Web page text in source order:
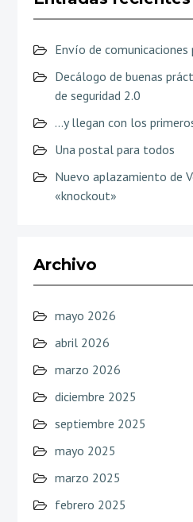
Envío de
Decálogo de buenas
de seguridad 2.0
…y llegan con los
Una postal para todos
Nuevo aplazamiento de
«knockout»
Archivo
mayo 2026
abril 2026
marzo 2026
diciembre 2025
septiembre 2025
mayo 2025
marzo 2025
febrero 2025